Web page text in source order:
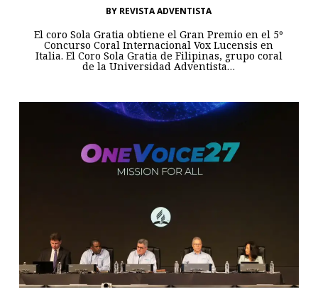
BY REVISTA ADVENTISTA
El coro Sola Gratia obtiene el Gran Premio en el 5º
Concurso Coral Internacional Vox Lucensis en
Italia. El Coro Sola Gratia de Filipinas, grupo coral
de la Universidad Adventista…